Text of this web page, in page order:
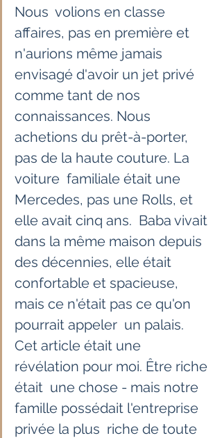
Nous  volions en classe
affaires, pas en première et
n'aurions même jamais
envisagé d'avoir un jet privé
comme tant de nos
connaissances. Nous
achetions du prêt-à-porter,
pas de la haute couture. La
voiture  familiale était une
Mercedes, pas une Rolls, et
elle avait cinq ans.  Baba vivait
dans la même maison depuis
des décennies, elle était
confortable et spacieuse,
mais ce n'était pas ce qu'on
pourrait appeler  un palais.
Cet article était une
révélation pour moi. Être riche
était  une chose - mais notre
famille possédait l'entreprise
privée la plus  riche de toute